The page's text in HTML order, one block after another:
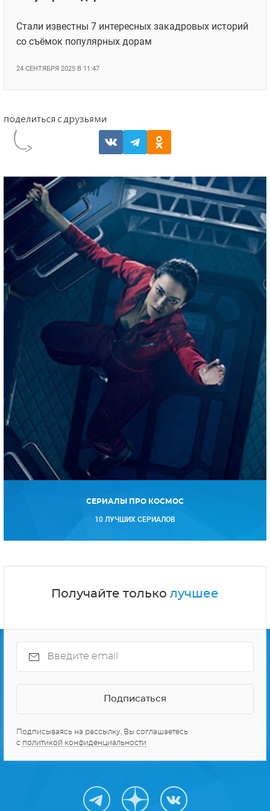
Как Хван Ин-ёп пельмени лепил: 7
популярных дорам
Стали известны 7 интересных закадровых историй
со съёмок популярных дорам
24 СЕНТЯБРЯ 2025 В 11:47
СЕРИАЛЫ ПРО КОСМОС
Получайте тольколучшее